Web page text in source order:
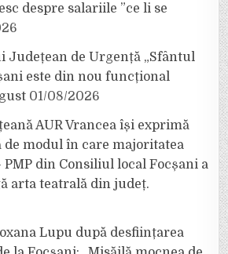
despre salariile ”ce li se
Județean de Urgență „Sfântul
este din nou funcțional
01/08/2026
AUR Vrancea își exprimă
de modul în care majoritatea
PMP din Consiliul local Focșani a
arta teatrală din județ.
Lupu după desființarea